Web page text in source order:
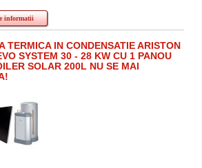
informatii
TERMICA IN CONDENSATIE ARISTON
SYSTEM 30 - 28 KW CU 1 PANOU
SOLAR 200L NU SE MAI